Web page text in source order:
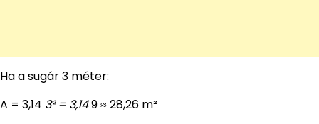
Ha a sugár 3 méter:
A = 3,14 3² = 3,149 ≈ 28,26 m²